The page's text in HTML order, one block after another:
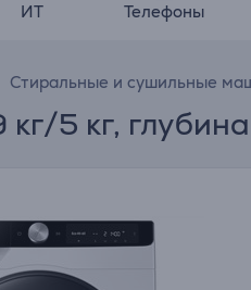
ИТ Телефоны
Стиральные и сушильные
кг/5 кг,